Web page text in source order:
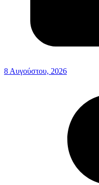
8 Αυγούστου, 2026